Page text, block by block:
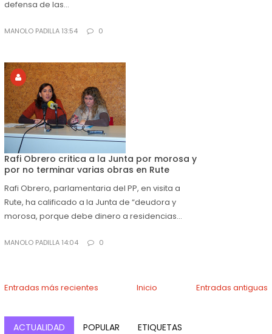
defensa de las...
MANOLO PADILLA 13:54 0
Rafi Obrero critica a la Junta por morosa y
por no terminar varias obras en Rute
Rafi Obrero, parlamentaria del PP, en visita a
Rute, ha calificado a la Junta de “deudora y
morosa, porque debe dinero a residencias...
MANOLO PADILLA 14:04 0
Entradas más recientes Entradas antiguas
Inicio
ACTUALIDAD POPULAR ETIQUETAS